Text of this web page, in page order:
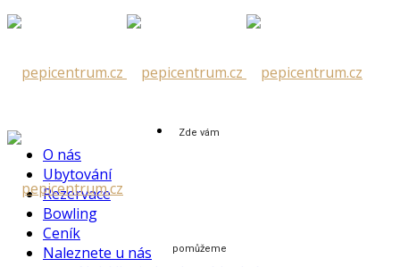
Skip
Zde vám
pomůžeme
O nás
Ubytování
Rezervace
Bowling
Ceník
Naleznete u nás